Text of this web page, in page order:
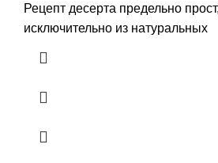
Рецепт десерта предельно
исключительно из натуральных